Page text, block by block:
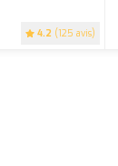
4.2 (125 avis)